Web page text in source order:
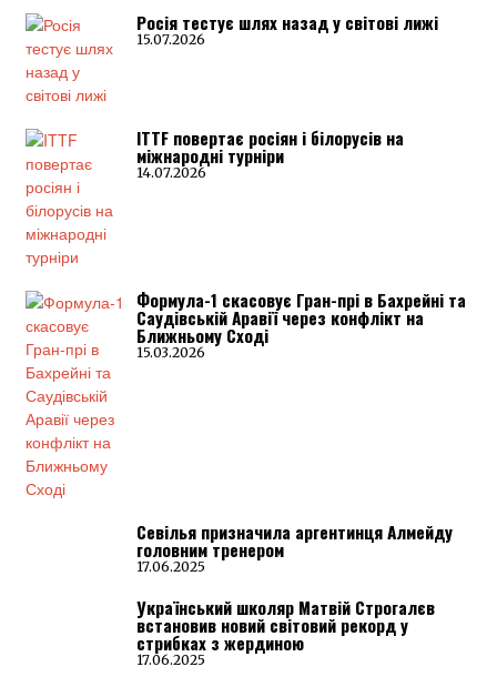
Росія тестує шлях назад у світові лижі
15.07.2026
ITTF повертає росіян і білорусів на
міжнародні турніри
14.07.2026
Формула-1 скасовує Гран-прі в Бахрейні та
Саудівській Аравії через конфлікт на
Ближньому Сході
15.03.2026
Севілья призначила аргентинця Алмейду
головним тренером
17.06.2025
Український школяр Матвій Строгалєв
встановив новий світовий рекорд у
стрибках з жердиною
17.06.2025